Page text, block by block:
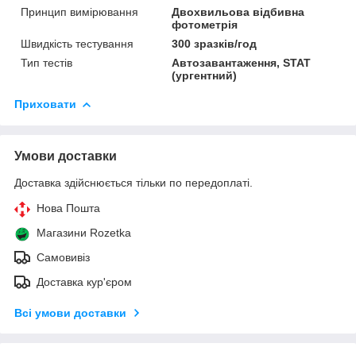
Принцип вимірювання
Двохвильова відбивна
фотометрія
Швидкість тестування
300 зразків/год
Тип тестів
Автозавантаження, STAT
(ургентний)
Приховати
Умови доставки
Доставка здійснюється тільки по передоплаті.
Нова Пошта
Магазини Rozetka
Самовивіз
Доставка кур'єром
Всі умови доставки